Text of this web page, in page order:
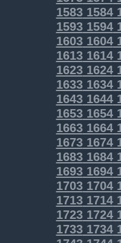
15831584
15931594
16031604
16131614
16231624
16331634
16431644
16531654
16631664
16731674
16831684
16931694
17031704
17131714
17231724
17331734